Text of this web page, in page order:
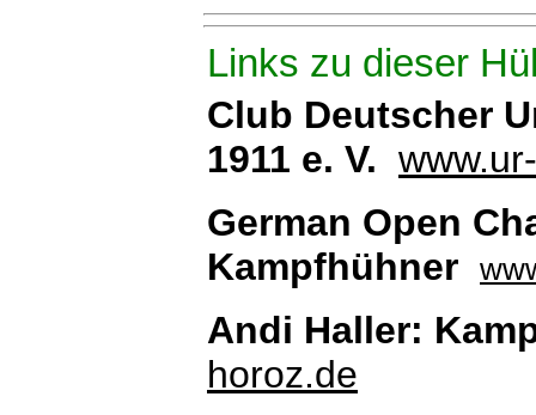
Links zu dieser
Club Deutscher
1911 e. V.
German Open
Kampfhühner
Andi Haller:
horoz.de